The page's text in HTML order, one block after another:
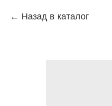
Назад в каталог